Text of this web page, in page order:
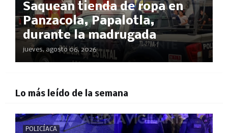
Saquean tienda de ropa en
Panzacola, Papalotla,
durante la madrugada
jueves, agosto 06, 2026
Lo más leído de la semana
POLICÍACA